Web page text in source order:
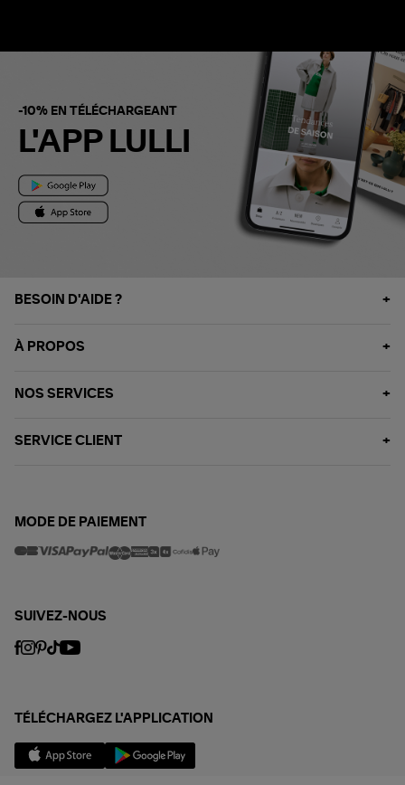
-10% EN TÉLÉCHARGEANT
L'APP LULLI
BESOIN D'AIDE ?
À PROPOS
NOS SERVICES
SERVICE CLIENT
MODE DE PAIEMENT
SUIVEZ-NOUS
TÉLÉCHARGEZ L'APPLICATION